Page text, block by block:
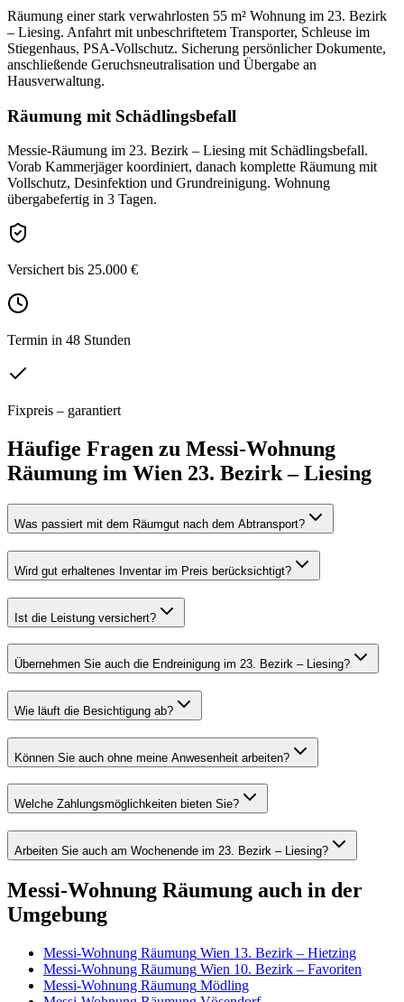
Räumung einer stark verwahrlosten 55 m² Wohnung im 23. Bezirk
– Liesing. Anfahrt mit unbeschriftetem Transporter, Schleuse im
Stiegenhaus, PSA-Vollschutz. Sicherung persönlicher Dokumente,
anschließende Geruchsneutralisation und Übergabe an
Hausverwaltung.
Räumung mit Schädlingsbefall
Messie-Räumung im 23. Bezirk – Liesing mit Schädlingsbefall.
Vorab Kammerjäger koordiniert, danach komplette Räumung mit
Vollschutz, Desinfektion und Grundreinigung. Wohnung
übergabefertig in 3 Tagen.
Versichert bis 25.000 €
Termin in 48 Stunden
Fixpreis – garantiert
Häufige Fragen zu Messi-Wohnung
Räumung im Wien 23. Bezirk – Liesing
Was passiert mit dem Räumgut nach dem Abtransport?
Wird gut erhaltenes Inventar im Preis berücksichtigt?
Ist die Leistung versichert?
Übernehmen Sie auch die Endreinigung im 23. Bezirk – Liesing?
Wie läuft die Besichtigung ab?
Können Sie auch ohne meine Anwesenheit arbeiten?
Welche Zahlungsmöglichkeiten bieten Sie?
Arbeiten Sie auch am Wochenende im 23. Bezirk – Liesing?
Messi-Wohnung Räumung auch in der
Umgebung
Messi-Wohnung Räumung Wien 13. Bezirk – Hietzing
Messi-Wohnung Räumung Wien 10. Bezirk – Favoriten
Messi-Wohnung Räumung Mödling